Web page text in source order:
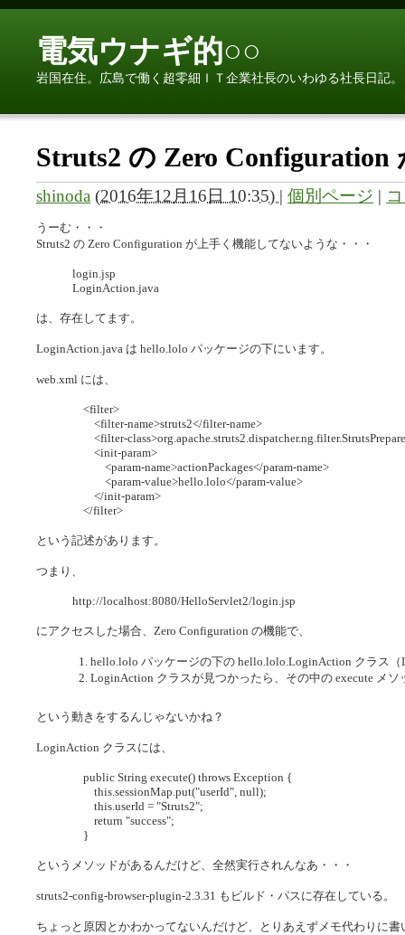
電気ウナギ的○○
岩国在住。広島で働く超零細ＩＴ企業社長のいわゆる社長日記。
Struts2 の Zero Configuration
shinoda (2016年12月16日 10:35) | 個別ページ |
うーむ・・・
Struts2 の Zero Configuration が上手く機能してないような・・・
login.jsp
LoginAction.java
は、存在してます。
LoginAction.java は hello.lolo パッケージの下にいます。
web.xml には、
<filter>
<filter-name>struts2</filter-name>
<filter-
<init-param>
<param-name>actionPackages</param-name>
<param-value>hello.lolo</param-value>
</init-param>
</filter>
という記述があります。
つまり、
http://localhost:8080/HelloServlet2/login.jsp
にアクセスした場合、Zero Configuration の機能で、
hello.lolo パッケージの下の hello.lolo.LoginAction クラス
LoginAction クラスが見つかったら、その中の execute メソ
という動きをするんじゃないかね？
LoginAction クラスには、
public String execute() throws Exception {
this.sessionMap.put("userId", null);
this.userId = "Struts2";
return "success";
}
というメソッドがあるんだけど、全然実行されんなあ・・・
struts2-config-browser-plugin-2.3.31 もビルド・パスに存在している。
ちょっと原因とかわかってないんだけど、とりあえずメモ代わりに書